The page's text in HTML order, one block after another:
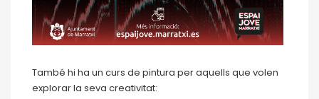
També hi ha un curs de pintura per aquells que volen
explorar la seva creativitat: